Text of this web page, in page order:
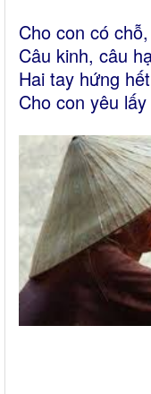
Cho con có
Câu kinh, câu
Hai tay hứng
Cho con yêu